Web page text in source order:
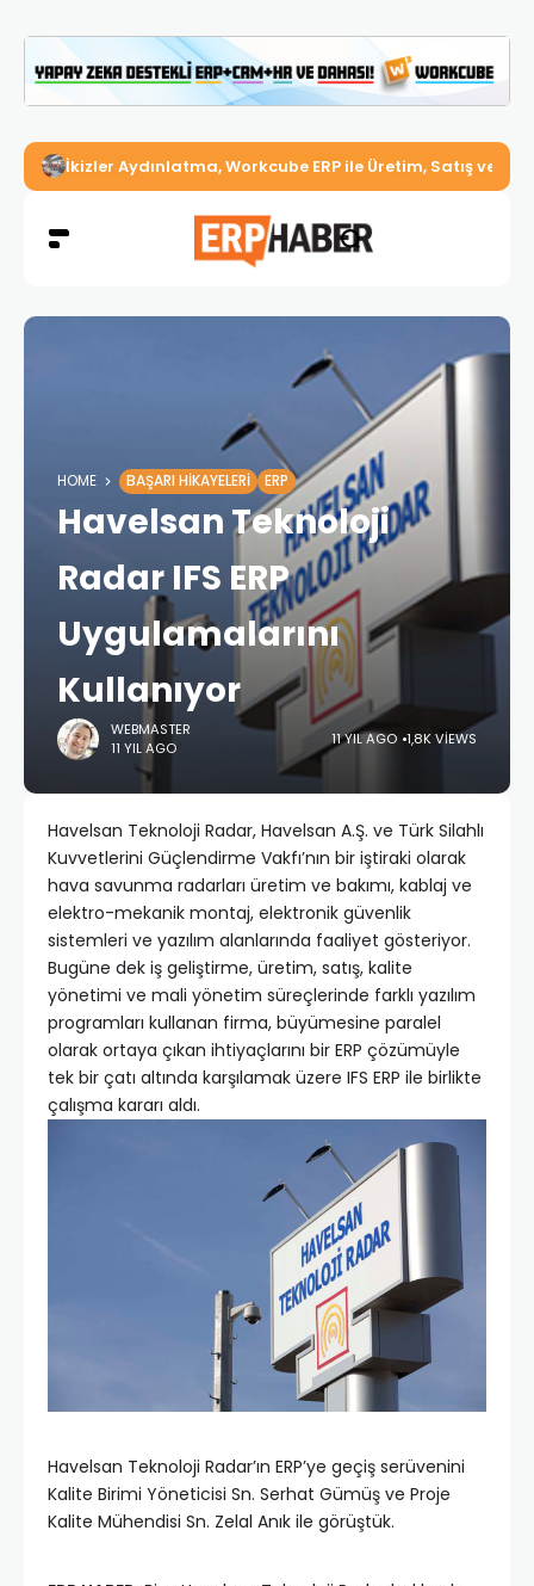
İkizler Aydınlatma, Workcube ERP ile Üretim, Satış ve
HOME BAŞARI HIKAYELERI ERP
Havelsan Teknoloji
Radar IFS ERP
Uygulamalarını
Kullanıyor
WEBMASTER
11 YIL AGO
11 YIL AGO 1,8K VIEWS
Havelsan Teknoloji Radar, Havelsan A.Ş. ve Türk Silahlı
Kuvvetlerini Güçlendirme Vakfı’nın bir iştiraki olarak
hava savunma radarları üretim ve bakımı, kablaj ve
elektro-mekanik montaj, elektronik güvenlik
sistemleri ve yazılım alanlarında faaliyet gösteriyor.
Bugüne dek iş geliştirme, üretim, satış, kalite
yönetimi ve mali yönetim süreçlerinde farklı yazılım
programları kullanan firma, büyümesine paralel
olarak ortaya çıkan ihtiyaçlarını bir ERP çözümüyle
tek bir çatı altında karşılamak üzere IFS ERP ile birlikte
çalışma kararı aldı.
Havelsan Teknoloji Radar’ın ERP’ye geçiş serüvenini
Kalite Birimi Yöneticisi Sn. Serhat Gümüş ve Proje
Kalite Mühendisi Sn. Zelal Anık ile görüştük.